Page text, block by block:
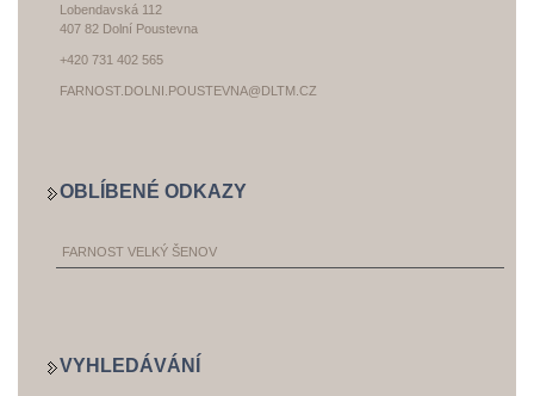
Lobendavská 112
407 82 Dolní Poustevna
+420 731 402 565
FARNOST.DOLNI.POUSTEVNA@DLTM.CZ
OBLÍBENÉ ODKAZY
FARNOST VELKÝ ŠENOV
VYHLEDÁVÁNÍ